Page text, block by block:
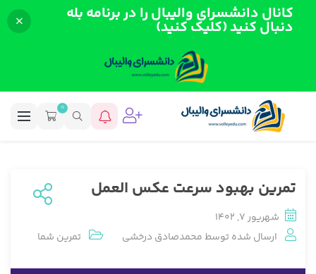
کانال دانشسرای والیبال را در برنامه بله
دنبال کنید (کلیک کنید)
0
تمرین بهبود سرعت عکس العمل
شهریور 7, 1402
ارسال شده توسط محمدصادق درخشی تمرین شما